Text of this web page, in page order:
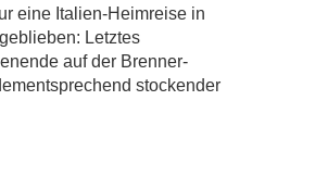
eine Italien-Heimreise in
Letztes
auf der Brenner-
stockender